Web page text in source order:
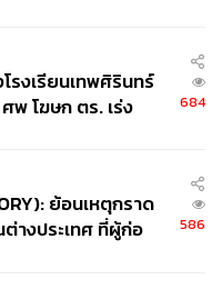
รงเรียนเทพศิรินทร์
พ โฆษก ตร. เร่ง
684
ย้อนเหตุกราด
ต่างประเทศ ที่ผู้ก่อ
586